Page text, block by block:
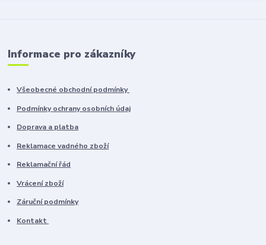
Informace pro zákazníky
Všeobecné obchodní podmínky
Podmínky ochrany osobních údaj
Doprava a platba
Reklamace vadného zboží
Reklamační řád
Vrácení zboží
Záruční podmínky
Kontakt